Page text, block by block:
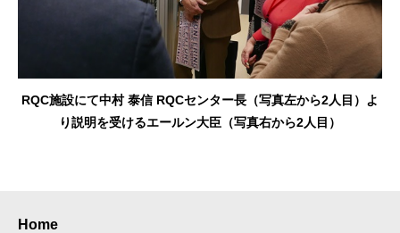
RQC施設にて中村 泰信 RQCセンター長（写真左から2人目）よ
り説明を受けるエールン大臣（写真右から2人目）
Home